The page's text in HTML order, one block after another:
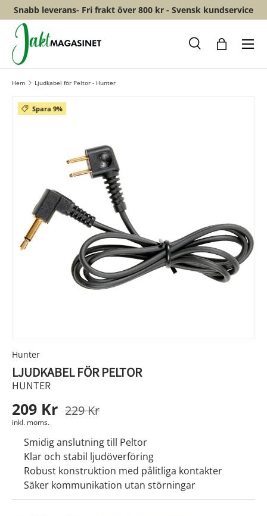
HOPPA TILL INNEHÅLL
Snabb leverans- Fri frakt över 800 kr - Svensk kundservice
Sök
Meny
Hem Ljudkabel för Peltor - Hunter
Spara 9%
Hunter
LJUDKABEL FÖR PELTOR
HUNTER
209 Kr 229 Kr
inkl. moms.
Smidig anslutning till Peltor
Klar och stabil ljudöverföring
Robust konstruktion med pålitliga kontakter
Säker kommunikation utan störningar